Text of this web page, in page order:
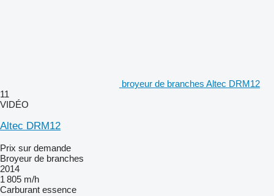
broyeur de branches Altec DRM12
11
VIDÉO
Altec DRM12
Prix sur demande
Broyeur de branches
2014
1 805 m/h
Carburant essence